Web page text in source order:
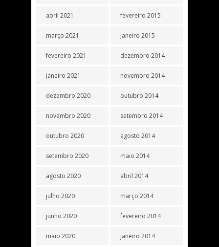
abril 2021
março 2021
fevereiro 2021
janeiro 2021
dezembro 2020
novembro 2020
outubro 2020
setembro 2020
agosto 2020
julho 2020
junho 2020
maio 2020
fevereiro 2015
janeiro 2015
dezembro 2014
novembro 2014
outubro 2014
setembro 2014
agosto 2014
maio 2014
abril 2014
março 2014
fevereiro 2014
janeiro 2014